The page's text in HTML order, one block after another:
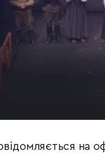
на